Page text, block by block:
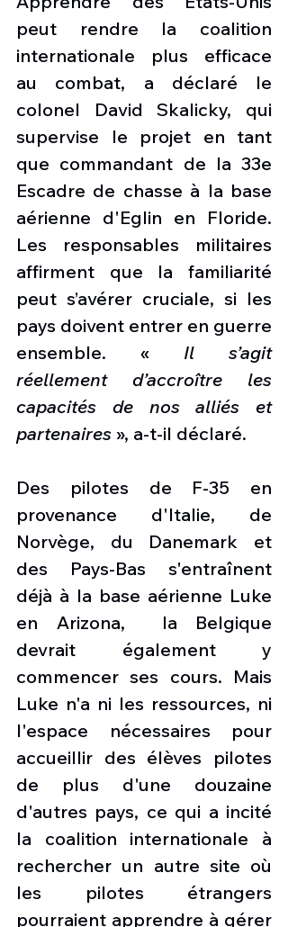
peut rendre la coalition
internationale plus efficace
au combat, a déclaré le
colonel David Skalicky, qui
supervise le projet en tant
que commandant de la 33e
Escadre de chasse à la base
aérienne d'Eglin en Floride.
Les responsables militaires
affirment que la familiarité
peut s’avérer cruciale, si les
pays doivent entrer en guerre
ensemble. « Il s’agit
réellement d’accroître les
capacités de nos alliés et
partenaires », a-t-il déclaré.
Des pilotes de F-35 en
provenance d'Italie, de
Norvège, du Danemark et
des Pays-Bas s'entraînent
déjà à la base aérienne Luke
en Arizona,  la Belgique
devrait également y
commencer ses cours. Mais
Luke n'a ni les ressources, ni
l'espace nécessaires pour
accueillir des élèves pilotes
de plus d'une douzaine
d'autres pays, ce qui a incité
la coalition internationale à
rechercher un autre site où
les pilotes étrangers
pourraient apprendre à gérer